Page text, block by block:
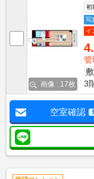
画像 : 17枚
初
写
イ
管
敷
3
空室確認